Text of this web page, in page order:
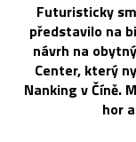
Futuristicky
představilo na
návrh na
Center, který
Nanking v Číně.
hor